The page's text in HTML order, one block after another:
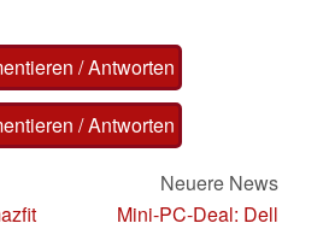
/ Antworten
/ Antworten
Neuere News
Mini-PC-Deal: Dell